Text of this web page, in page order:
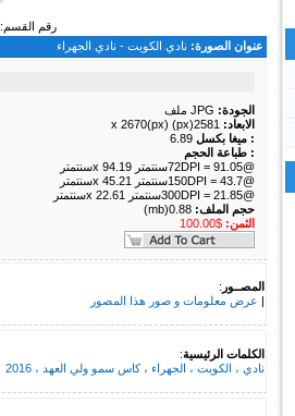
رقم القسم: 332 -
عنوان الصورة: نادي الكويت - نادي الجهراء
الجودة: JPG ملف
الابعاد:
: ميغا بكسل 6.89
: طباعة الحجم
@72DPI = 91.05سنتمتر x 94.19سنتمتر
@150DPI = 43.7سنتمتر x 45.21سنتمتر
@300DPI = 21.85سنتمتر x 22.61سنتمتر
حجم الملف: 0.88(mb)
الثمن: $100.00
المصــور :
| عرض معلومات و صور هذا المصور
الكلمات الرئيسية:
نادي ، الكويت ، الجهراء ، كاس سمو ولي العهد ، 2016